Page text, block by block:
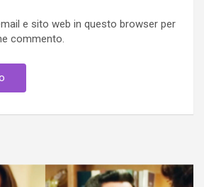
e sito web in questo browser per
commento.